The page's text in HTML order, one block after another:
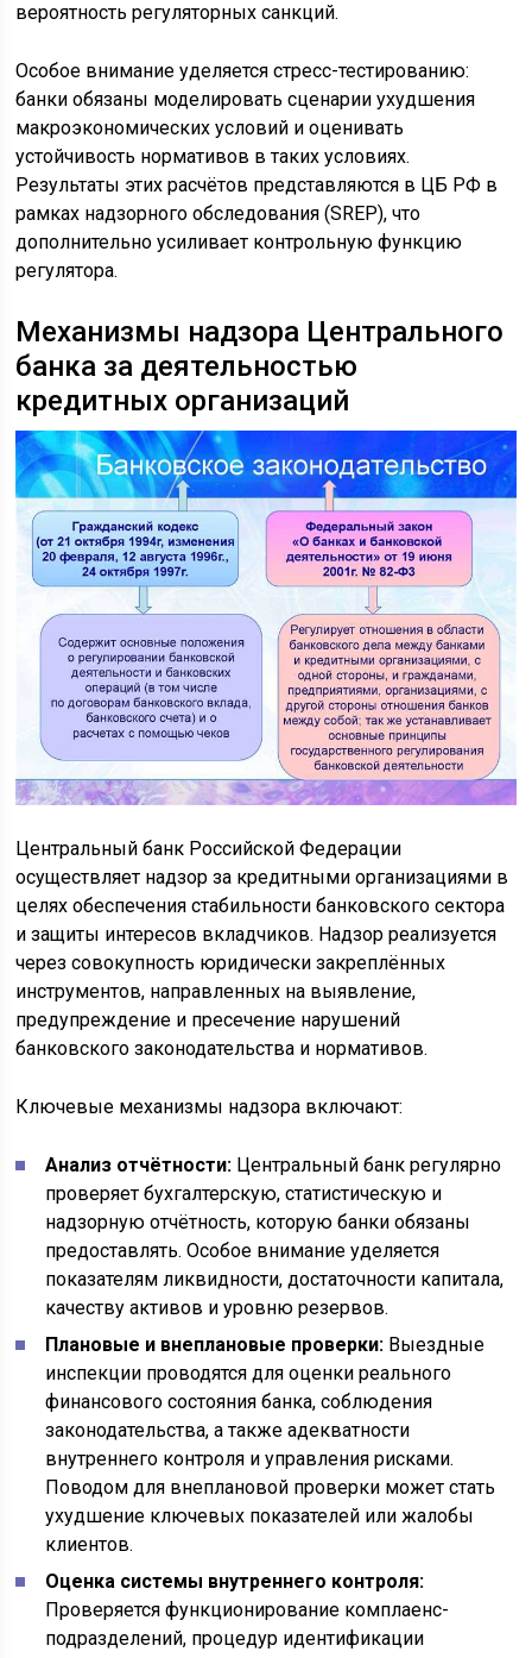
вероятность регуляторных санкций.
Особое внимание уделяется стресс-тестированию:
банки обязаны моделировать сценарии ухудшения
макроэкономических условий и оценивать
устойчивость нормативов в таких условиях.
Результаты этих расчётов представляются в ЦБ РФ в
рамках надзорного обследования (SREP), что
дополнительно усиливает контрольную функцию
регулятора.
Механизмы надзора Центрального
банка за деятельностью
кредитных организаций
Центральный банк Российской Федерации
осуществляет надзор за кредитными организациями в
целях обеспечения стабильности банковского сектора
и защиты интересов вкладчиков. Надзор реализуется
через совокупность юридически закреплённых
инструментов, направленных на выявление,
предупреждение и пресечение нарушений
банковского законодательства и нормативов.
Ключевые механизмы надзора включают:
Анализ отчётности: Центральный банк регулярно
проверяет бухгалтерскую, статистическую и
надзорную отчётность, которую банки обязаны
предоставлять. Особое внимание уделяется
показателям ликвидности, достаточности капитала,
качеству активов и уровню резервов.
Плановые и внеплановые проверки: Выездные
инспекции проводятся для оценки реального
финансового состояния банка, соблюдения
законодательства, а также адекватности
внутреннего контроля и управления рисками.
Поводом для внеплановой проверки может стать
ухудшение ключевых показателей или жалобы
клиентов.
Оценка системы внутреннего контроля:
Проверяется функционирование комплаенс-
подразделений, процедур идентификации